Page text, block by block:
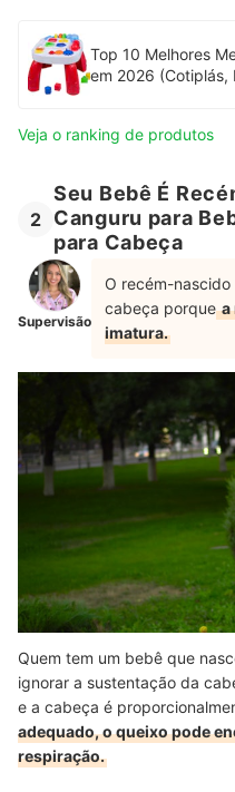
Top 10 Melhores
em 2026 (Cotiplás,
Veja o ranking de produtos
2
Seu Bebê É
Canguru para
para Cabeça
Supervisão
O recém-
cabeça porquea
imatura.
Quem tem um bebê que
ignorar a sustentação da
e a cabeça é
adequado, o queixo pode
respiração.